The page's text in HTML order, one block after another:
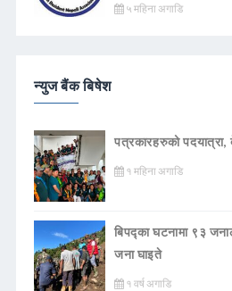
५ महिना अगाडि
न्युज बैंक बिषेश
पत्रकारहरुको पदयात्रा,
१ महिना अगाडि
बिपद्का घटनामा ९३
जना घाइते
१ वर्ष अगाडि